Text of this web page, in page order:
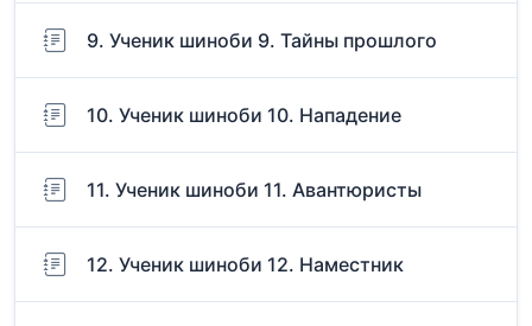
9. Ученик шиноби 9. Тайны прошлого
10. Ученик шиноби 10. Нападение
11. Ученик шиноби 11. Авантюристы
12. Ученик шиноби 12. Наместник